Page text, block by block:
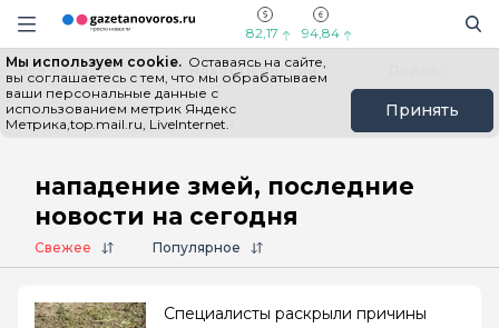
Информационный портал "ГазетаНоворос.ру"
Навигация сайта
82,17 94,84
Мы используем cookie. Оставаясь на сайте,
вы соглашаетесь с тем, что мы обрабатываем
ваши персональные данные с
использованием метрик Яндекс
Метрика,top.mail.ru, LiveInternet.
Принять
Все новости Новости России
Главная # нападение змей
нападение змей, последние
новости на сегодня
Свежее Популярное
Специалисты раскрыли причины